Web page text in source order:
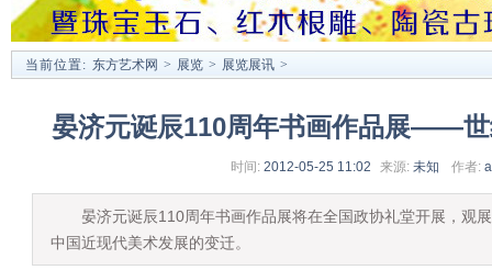
当前位置: 东方艺术网 > 展览 > 展览展讯 >
晏济元诞辰110周年书画作品展——
时间: 2012-05-25 11:02 来源: 未知 作者:
晏济元诞辰110周年书画作品展将在全国政协礼堂开展，观展
中国近现代美术发展的变迁。